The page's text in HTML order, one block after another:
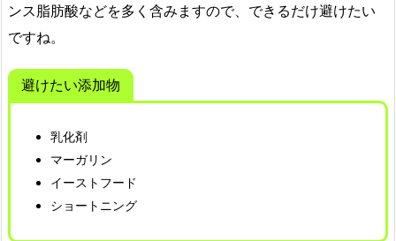
ンス脂肪酸などを多く含みますので、できるだけ避けたい
ですね。
避けたい添加物
乳化剤
マーガリン
イーストフード
ショートニング